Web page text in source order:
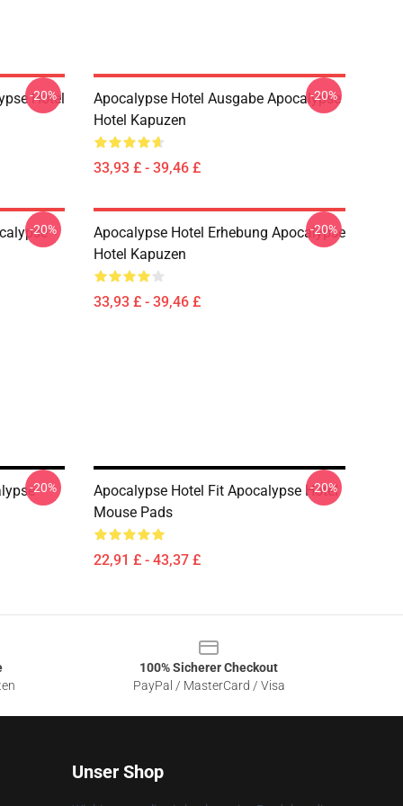
Hotel
-20%
Apocalypse Hotel Ausgabe Apocalypse
Hotel Kapuzen
33,93 £ - 39,46 £
-20%
-20%
Apocalypse Hotel Erhebung Apocalypse
Hotel Kapuzen
33,93 £ - 39,46 £
-20%
-20%
Apocalypse Hotel Fit Apocalypse Hotel
Mouse Pads
22,91 £ - 43,37 £
-20%
100% Sicherer Checkout
PayPal / MasterCard / Visa
Unser Shop